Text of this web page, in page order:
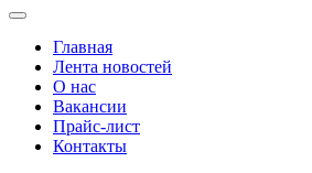
Главная
Лента новостей
О нас
Вакансии
Прайс-лист
Контакты